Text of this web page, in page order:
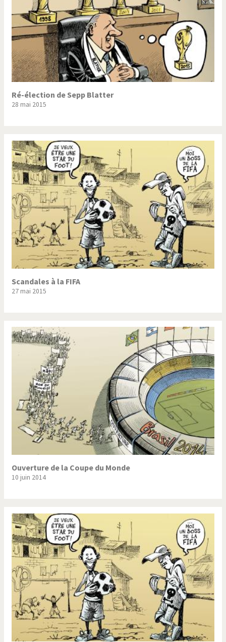
Ré-élection de Sepp Blatter
28 mai 2015
Scandales à la FIFA
27 mai 2015
Ouverture de la Coupe du Monde
10 juin 2014